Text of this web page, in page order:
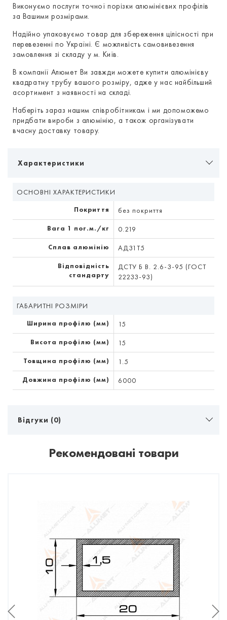
Виконуємо послуги точної порізки алюмінієвих профілів
за Вашими розмірами.
Надійно упаковуємо товар для збереження цілісності при
перевезенні по Україні. Є можливість самовивезення
замовлення зі складу у м. Київ.
В компанії Алюмет Ви завжди можете купити алюмінієву
квадратну трубу вашого розміру, адже у нас найбільший
асортимент з наявності на складі.
Наберіть зараз нашим співробітникам і ми допоможемо
придбати вироби з алюмінію, а також організувати
вчасну доставку товару.
Характеристики
ОСНОВНІ ХАРАКТЕРИСТИКИ
Покриття без покриття
Вага 1 пог.м./кг 0.219
Сплав алюмінію АД31Т5
Відповідність
стандарту
ДСТУ Б В. 2.6-3-95 (ГОСТ
22233-93)
ГАБАРИТНІ РОЗМІРИ
Ширина профілю (мм) 15
Висота профілю (мм) 15
Товщина профілю (мм) 1.5
Довжина профілю (мм) 6000
Відгуки (0)
Рекомендовані товари